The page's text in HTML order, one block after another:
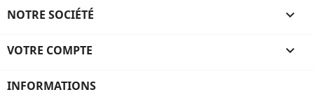
NOTRE SOCIÉTÉ 
VOTRE COMPTE 
INFORMATIONS